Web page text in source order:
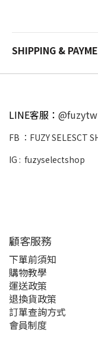
SHIPPING &
LINE客服： @fuzytw
FB ： FUZY SELESCT
IG : fuzyselectshop
顧客服務
下單前須知
購物教學
運送政策
退換貨政策
訂單查詢方式
會員制度